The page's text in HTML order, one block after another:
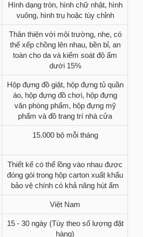
Hình dạng tròn, hình chữ nhật, hình
vuông, hình trụ hoặc tùy chỉnh
Thân thiện với môi trường, nhẹ, có
thể xếp chồng lên nhau, bền bỉ, an
toàn cho da và kiểm soát độ ẩm
dưới 15%
Hộp đựng đồ giặt, hộp đựng tủ quần
áo, hộp đựng đồ chơi, hộp đựng
văn phòng phẩm, hộp đựng mỹ
phẩm và đồ trang trí nhà cửa
15.000 bộ mỗi tháng
Thiết kế có thể lồng vào nhau được
đóng gói trong hộp carton xuất khẩu
bảo vệ chính có khả năng hút ẩm
Việt Nam
15 - 30 ngày (Tùy theo số lượng đặt
hàng)